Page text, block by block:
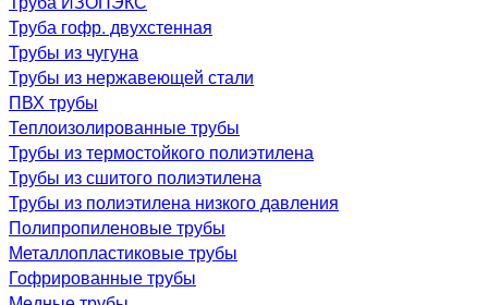
Труба гофр. двухстенная
Трубы из чугуна
Трубы из нержавеющей стали
ПВХ трубы
Теплоизолированные трубы
Трубы из термостойкого полиэтилена
Трубы из сшитого полиэтилена
Трубы из полиэтилена низкого давления
Полипропиленовые трубы
Металлопластиковые трубы
Гофрированные трубы